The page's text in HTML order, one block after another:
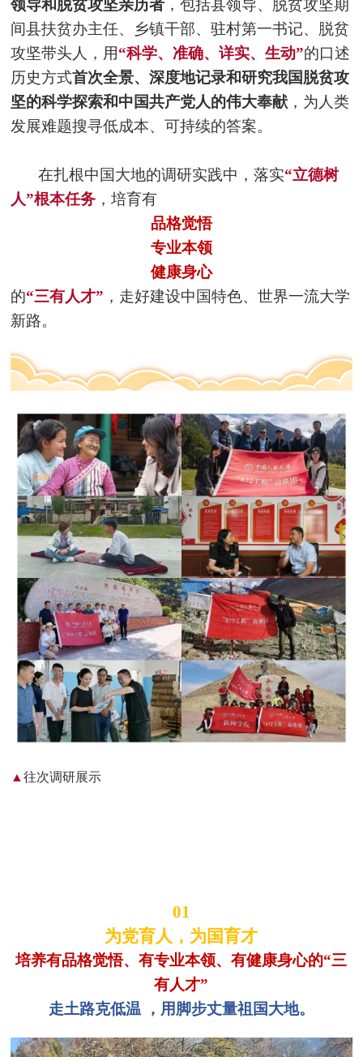
领导和脱贫攻坚亲历者 ，包括县领导、脱贫攻坚期
间县扶贫办主任、乡镇干部、驻村第一书记、脱贫
攻坚带头人，用“科学、准确、详实、生动”的口述
历史方式首次全景、深度地记录和研究我国脱贫攻
坚的科学探索和中国共产党人的伟大奉献 ，为人类
发展难题搜寻低成本、可持续的答案。
在扎根中国大地的调研实践中，落实“立德树
人”根本任务 ，培育有
品格觉悟
专业本领
健康身心
的“三有人才” ，走好建设中国特色、世界一流大学
新路。
▲往次调研展示
01
为党育人，为国育才
培养有品格觉悟、有专业本领、有健康身心的“三
有人才”
走土路克低温 ，用脚步丈量祖国大地。